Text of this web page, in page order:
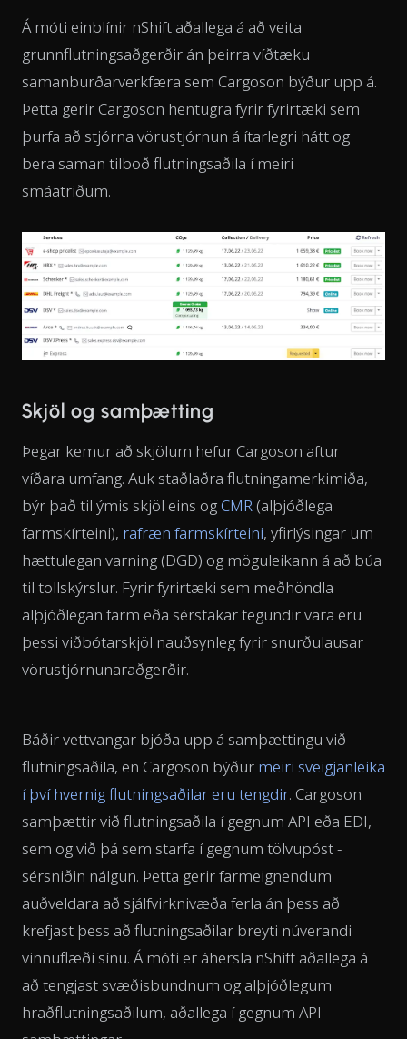
Á móti einblínir nShift aðallega á að veita
grunnflutningsaðgerðir án þeirra víðtæku
samanburðarverkfæra sem Cargoson býður upp á.
Þetta gerir Cargoson hentugra fyrir fyrirtæki sem
þurfa að stjórna vörustjórnun á ítarlegri hátt og
bera saman tilboð flutningsaðila í meiri
smáatriðum.
Skjöl og samþætting
Þegar kemur að skjölum hefur Cargoson aftur
víðara umfang. Auk staðlaðra flutningamerkimiða,
býr það til ýmis skjöl eins ogCMR (alþjóðlega
farmskírteini), rafræn farmskírteini, yfirlýsingar um
hættulegan varning (DGD) og möguleikann á að búa
til tollskýrslur. Fyrir fyrirtæki sem meðhöndla
alþjóðlegan farm eða sérstakar tegundir vara eru
þessi viðbótarskjöl nauðsynleg fyrir snurðulausar
vörustjórnunaraðgerðir.
Báðir vettvangar bjóða upp á samþættingu við
flutningsaðila, en Cargoson býður meiri sveigjanleika
í því hvernig flutningsaðilar eru tengdir. Cargoson
samþættir við flutningsaðila í gegnum API eða EDI,
sem og við þá sem starfa í gegnum tölvupóst -
sérsniðin nálgun. Þetta gerir farmeignendum
auðveldara að sjálfvirknivæða ferla án þess að
krefjast þess að flutningsaðilar breyti núverandi
vinnuflæði sínu. Á móti er áhersla nShift aðallega á
að tengjast svæðisbundnum og alþjóðlegum
hraðflutningsaðilum, aðallega í gegnum API